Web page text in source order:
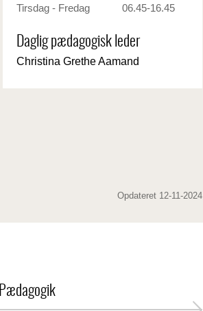
Tirsdag - Fredag
06.45-16.45
Daglig pædagogisk leder
Christina Grethe Aamand
Opdateret 12-11-2024
Pædagogik